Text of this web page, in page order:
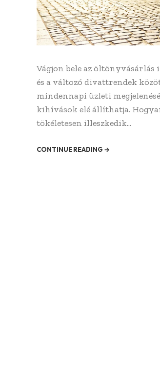
Vágjon bele az öltönyvásárlás
és a változó divattrendek
mindennapi üzleti
kihívások elé állíthatja.
tökéletesen illeszkedik...
CONTINUE READING →